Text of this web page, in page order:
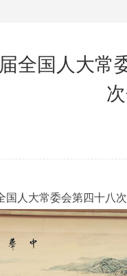
全国人大常
大常委会第四十八次